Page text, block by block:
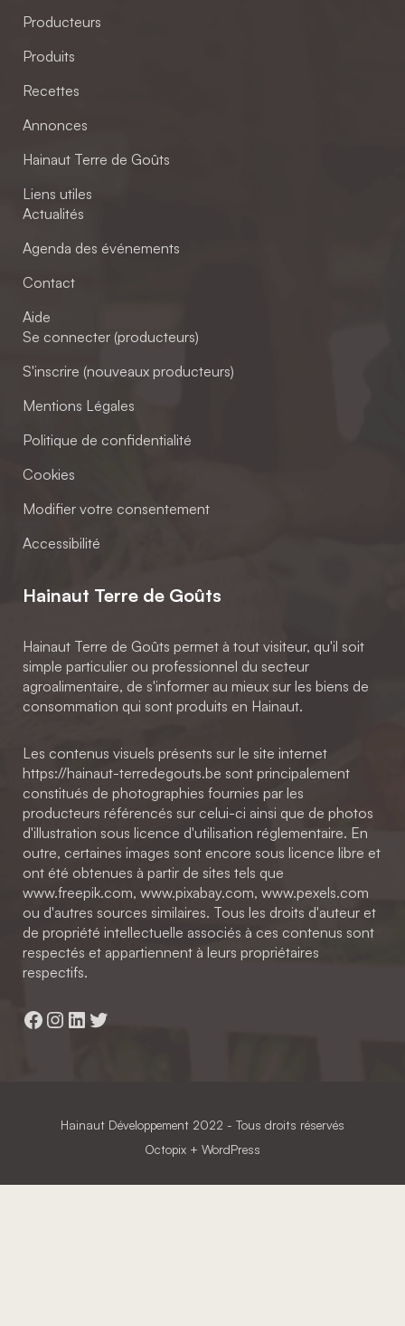
Producteurs
Produits
Recettes
Annonces
Hainaut Terre de Goûts
Liens utiles
Actualités
Agenda des événements
Contact
Aide
Se connecter (producteurs)
S'inscrire (nouveaux producteurs)
Mentions Légales
Politique de confidentialité
Cookies
Modifier votre consentement
Accessibilité
Hainaut Terre de Goûts
Hainaut Terre de Goûts permet à tout visiteur, qu'il soit
simple particulier ou professionnel du secteur
agroalimentaire, de s'informer au mieux sur les biens de
consommation qui sont produits en Hainaut.
Les contenus visuels présents sur le site internet
https://hainaut-terredegouts.be sont principalement
constitués de photographies fournies par les
producteurs référencés sur celui-ci ainsi que de photos
d'illustration sous licence d'utilisation réglementaire. En
outre, certaines images sont encore sous licence libre et
ont été obtenues à partir de sites tels que
www.freepik.com, www.pixabay.com, www.pexels.com
ou d'autres sources similaires. Tous les droits d'auteur et
de propriété intellectuelle associés à ces contenus sont
respectés et appartiennent à leurs propriétaires
respectifs.
Facebook
Instagram
LinkedIn
Twitter
Hainaut Développement 2022 - Tous droits réservés
Octopix + WordPress